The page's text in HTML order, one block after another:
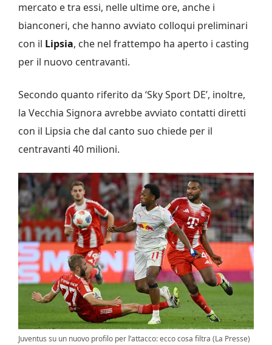
mercato e tra essi, nelle ultime ore, anche i
bianconeri, che hanno avviato colloqui preliminari
con il Lipsia, che nel frattempo ha aperto i casting
per il nuovo centravanti.
Secondo quanto riferito da ‘Sky Sport DE’, inoltre,
la Vecchia Signora avrebbe avviato contatti diretti
con il Lipsia che dal canto suo chiede per il
centravanti 40 milioni.
Juventus su un nuovo profilo per l’attacco: ecco cosa filtra (La Presse)